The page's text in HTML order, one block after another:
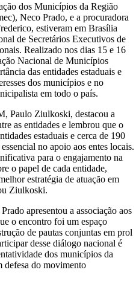
dos Municípios da Região
Neco Prado, e a procuradora
estiveram em Brasília
de Secretários Executivos de
Realizado nos dias 15 e 16
Nacional de Municípios
das entidades estaduais e
dos municípios e no
em todo o país.
Paulo Ziulkoski, destacou a
as entidades e lembrou que o
estaduais e cerca de 190
no apoio aos entes locais.
para o engajamento na
o papel de cada entidade,
estratégia de atuação em
Ziulkoski.
apresentou a associação aos
o encontro foi um espaço
de pautas conjuntas em prol
desse diálogo nacional é
dos municípios da
defesa do movimento